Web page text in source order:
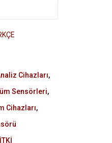
Cihazları,
Sensörleri,
Cihazları,